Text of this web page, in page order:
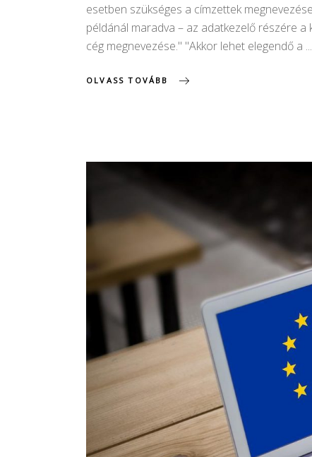
esetben szükséges a címzettek
példánál maradva – az adatkezelő részére a
cég megnevezése." "Akkor lehet elegendő a
OLVASS TOVÁBB